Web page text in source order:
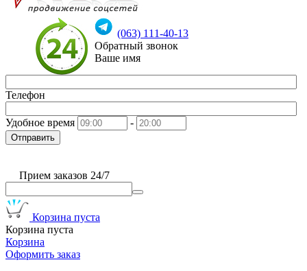
(063) 111-40-13
Обратный звонок
Ваше имя
Телефон
Удобное время -
Отправить
Прием заказов 24/7
Корзина пуста
Корзина пуста
Корзина
Оформить заказ